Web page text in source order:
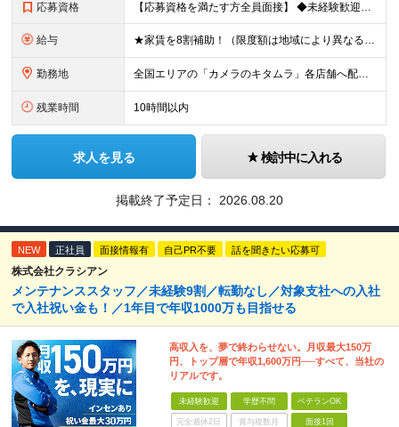
応募資格 【応募資格を満たす方全員面接】 ◆未経験歓迎！活躍のフィールドは全国！ ◆学歴不問 ◆第二新卒も活躍中 ◆35歳以下の方（若年層の長期キャリア形成を図るため）
給与 ★家賃を8割補助！（限度額は地域により異なる） ※転勤による引っ越しが発生する場合 ＝＝＝＝＝＝＝＝＝＝＝＝＝＝＝＝＝＝＝＝＝＝＝ 例えば、家賃7.5万円なら6万円は会社で負担。 あなたが支払うのは、
勤務地 全国エリアの「カメラのキタムラ」各店舗へ配属となります ※最初の配属先は希望を最大限考慮した上で決定します ▼詳しい勤務地住所は下記URLをご確認ください。 https://sss.kitamur
残業時間 10時間以内
求人を見る 検討中に入れる
掲載終了予定日： 2026.08.20
NEW 正社員 面接情報有 自己PR不要 話を聞きたい応募可
株式会社クラシアン
メンテナンススタッフ／未経験9割／転勤なし／対象支社への入社
で入社祝い金も！／1年目で年収1000万も目指せる
高収入を、夢で終わらせない。月収最大150万
円、トップ層で年収1,600万円──すべて、当社の
リアルです。
未経験歓迎 学歴不問 ベテランOK
完全週休2日 賞与複数月 面接1回